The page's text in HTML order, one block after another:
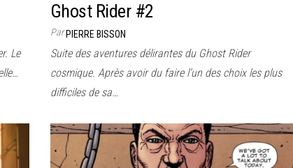
Le
Ghost Rider #2
ParPIERRE BISSON
Suite des aventures délirantes du Ghost Rider
cosmique. Après avoir du faire l’un des choix les plus
difficiles de sa…